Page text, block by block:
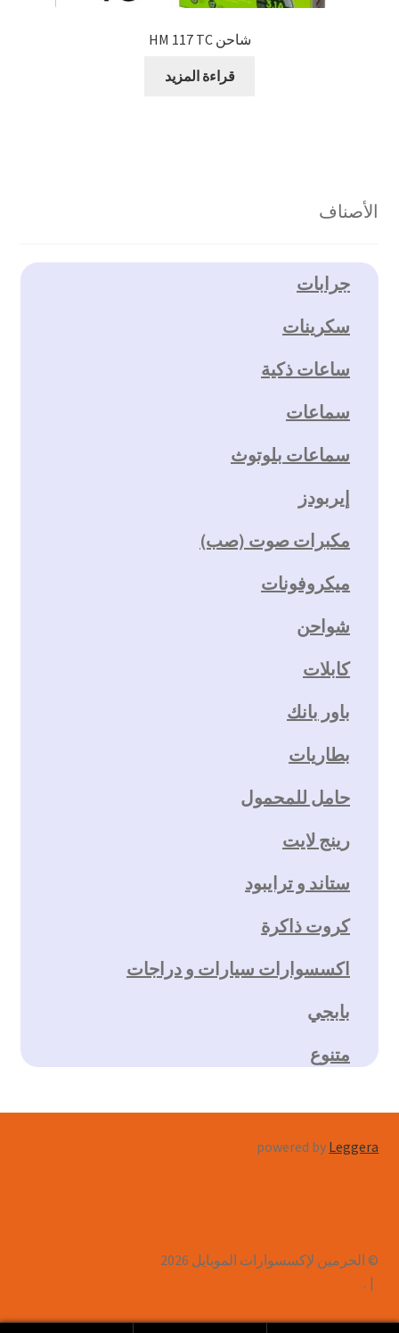
شاحن HM 117 TC
قراءة المزيد
الأصناف
جرابات
سكرينات
ساعات ذكية
سماعات
سماعات بلوتوث
إيربودز
مكبرات صوت (صب)
ميكروفونات
شواحن
كابلات
باور بانك
بطاريات
حامل للمحمول
رينج لايت
ستاند و ترايبود
كروت ذاكرة
اكسسوارات سيارات و دراجات
بابجي
متنوع
powered by Leggera
© الحرمين لإكسسوارات الموبايل 2026
.